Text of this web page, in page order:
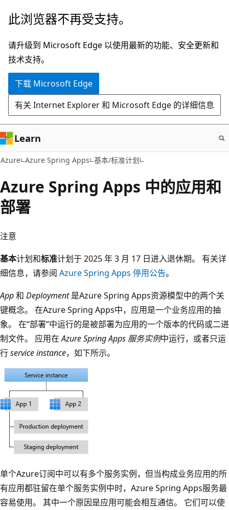
跳
主
要
内
此浏览器不再受支持。
请升级到 Microsoft Edge 以使用最新的功能、安全更新和
技术支持。
下载 Microsoft Edge
有关 Internet Explorer 和 Microsoft Edge 的详细信息
Learn
Azure Azure Spring Apps 基本/标准计划
Azure Spring Apps 中的应用和
部署
注意
基本计划和标准计划于 2025 年 3 月 17 日进入退休期。 有关详
细信息，请参阅 Azure Spring Apps 停用公告。
App和 Deployment是Azure Spring Apps资源模型中的两个关
键概念。 在Azure Spring Apps中，应用是一个业务应用的抽
象。 在“部署”中运行的是被部署为应用的一个版本的代码或二进
制文件。 应用在Azure Spring Apps 服务实例中运行，或者只运
行service instance，如下所示。
单个Azure订阅中可以有多个服务实例，但当构成业务应用的所
有应用都驻留在单个服务实例中时，Azure Spring Apps服务最
容易使用。 其中一个原因是应用可能会相互通信。 它们可以使